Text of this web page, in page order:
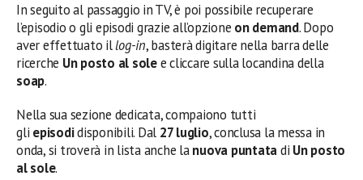
In seguito al passaggio in TV, è poi possibile recuperare
l’episodio o gli episodi grazie all’opzione on demand. Dopo
aver effettuato illog-in, basterà digitare nella barra delle
ricerche Un posto al solee cliccare sulla locandina della
soap.
Nella sua sezione dedicata, compaiono tutti
gli episodidisponibili. Dal 27 luglio, conclusa la messa in
onda, si troverà in lista anche lanuova puntatadi Un posto
al sole.